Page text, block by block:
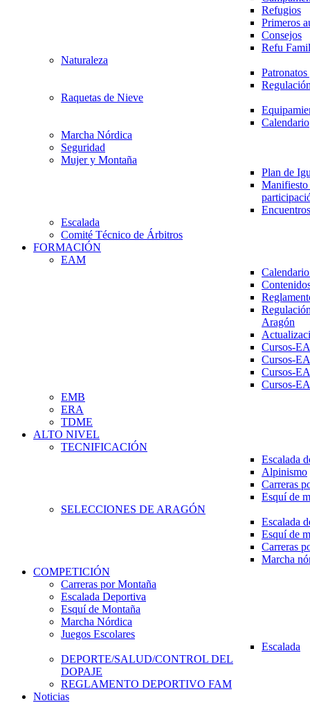
Refugios
Primeros
Consejos
Refu
Naturaleza
Raquetas de Nieve
Calendario
Marcha Nórdica
Seguridad
Mujer y Montaña
Plan de
Escalada
Comité Técnico de Árbitros
FORMACIÓN
EAM
Aragón
Cursos-
Cursos-
Cursos-
Cursos-
EMB
ERA
TDME
ALTO NIVEL
TECNIFICACIÓN
Escalada
Alpinismo
Carreras
Esquí de
SELECCIONES DE ARAGÓN
Escalada
Esquí de
Carreras
Marcha
COMPETICIÓN
Carreras por Montaña
Escalada Deportiva
Esquí de Montaña
Marcha Nórdica
Juegos Escolares
Escalada
DEPORTE/SALUD/CONTROL DEL
DOPAJE
REGLAMENTO DEPORTIVO FAM
Noticias